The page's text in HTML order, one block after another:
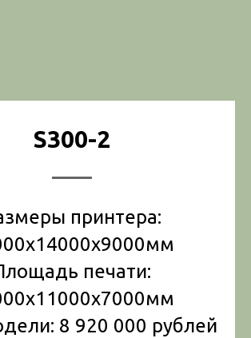
S300-2
принтера:
печати:
8 920 000 рублей